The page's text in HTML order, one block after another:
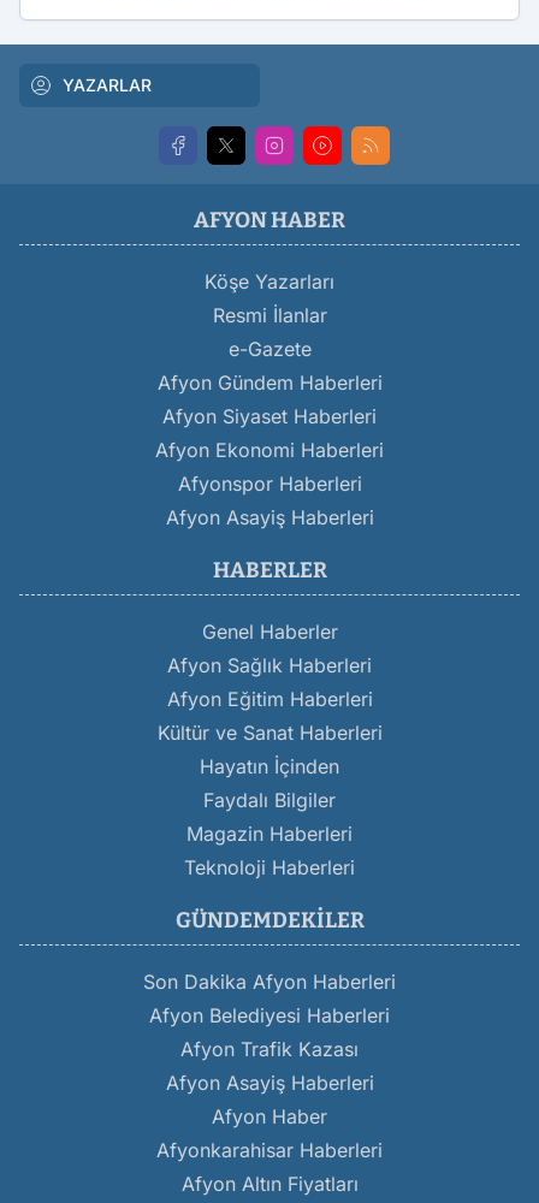
YAZARLAR
AFYON HABER
Köşe Yazarları
Resmi İlanlar
e-Gazete
Afyon Gündem Haberleri
Afyon Siyaset Haberleri
Afyon Ekonomi Haberleri
Afyonspor Haberleri
Afyon Asayiş Haberleri
HABERLER
Genel Haberler
Afyon Sağlık Haberleri
Afyon Eğitim Haberleri
Kültür ve Sanat Haberleri
Hayatın İçinden
Faydalı Bilgiler
Magazin Haberleri
Teknoloji Haberleri
GÜNDEMDEKILER
Son Dakika Afyon Haberleri
Afyon Belediyesi Haberleri
Afyon Trafik Kazası
Afyon Asayiş Haberleri
Afyon Haber
Afyonkarahisar Haberleri
Afyon Altın Fiyatları